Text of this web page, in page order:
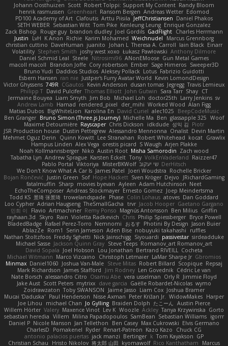
Johann Oosthuizen Scott Robert Tolppi: Support My Content Randy Bloom
henrik rasmussen Greenheart Ransom Bergen Andreas Wetter Edomod
PD100 Academy of Art Clafoutis Arttu Piisila JeffChristiansen Daniel Phakos
SETH WEBER Sebastian Witt Tom Pike Kenleung Leung Enrique Gonzalez
Zack Bishop
Rouge guy brandon dudley Joel Gordils GadFlight Charles Herrmann
Justin
LvH K Anon Richie Karim Mohamed Weichnudel
Marcus Grennborg
christian cuttino DaveHuman juanito Johan L Theresa A. Carroll Iain Black Einarr
Volatility Stephen Smith joshy west xoxo Łukasz Pawłowski Anthony Dilmore
Daniel Schmid Leal Steele Nitrosimi96 ANonEMoose Gun Metal Games
macoll macoll
Brandon Joffe Cory robertson Ember Sage Himeros Sweeper3D
Bruno Yudi Daddios Studios Aleksey Pollack Lotus Fabrizio Guidotti
Esbern Hansen ran nie Justper's Furry Avatar World Kevin LomondDesign
Victor Ghyssens 749R CGautos Kevin Anderson dusan tomas Jegregg Travis Lemieux
Philipp T David Pulcifer Thomas Elliott John Gutwin Sara Tarr Shay CT
Jermaine Bouyea Liam Smyth Jim Bob Michael Loh doctor25th Larry Jenkins sv
Andrew Lamb Hamad rendered_pixel der_mihi Worked Wood Alan Figg
Matias Dubos BigWhiteLion Karolina En David Curiel alec1025
BeepCodeMusic
Ben Granger Bruno Simon (Three.js Journey) Michelle Ma Ben glassapple 325 Woof
Maxime Detournière Rayscaper Chris Dickson idkdude 성익 김 Piotr
JSR Production house Dustin Pettegrew Alessandro Mennonna Onalist Devin Martin
Mehmet Oguz Derin
Quinn Kowitt Lee Stranahan Robert Whitehead kocat Grawlix
Hampus Linden Alex Vega orestis picard S Waugh Arjen Plakke
Noah Kollmannsberger Niko Austin Root Misha Samorodin Zach wood
Tabatha Lyn Andrew Sprague Karsten Eckelt Tony VolkEnVaderland Raizzer47
Pablo Portal Viktoriya MisterBKWolf שי יעקוב DerHitsch
We Don't Know What A Car Is James Patel Joeri Woudstra Rochelle Bricker
Bojan Rončević Justin Green Sof Hope Hackett Sven Kröger Dejvo
JRichardGaming
fatalmuffin Sharp movies byevan Ayleen Adam Hutchinson Neet
EchoTheComposer Andreas Stockmayer Ernesto Gomez Joep Meindertsma
Todd KS 景琦 张景琦 trowelandspade Phase Colin Lohaus atoves Dan Goddard
Loo Cypher Adrian Haugseng TheSmallGacha trvr Jacob Hooper Gaetano Gargano
민희 이
Flavio Artmachiner Remy Ponso Magnús Antonsson Ben Milius Griffin
rayhaan.3d
Skyro Rain Violetta Radkevich Chris Philip Spiessberger Bryce Powell
BladedBadge Rafael Perez-Torro Nemnomi おるす Photini By Design Jason Buier
AblazZe Rom1 Serin Jameson Aden Bise nobuyuki takahashi
ruffles
Nathan Stoltzfoos Freddy Sghetti Nick Jainschigg Siyouardi passivestar sirdeadduke
Michael Sasse Jackson Quinn Gray Steve Teeps Romanov_art Romanov_art
David Sopala Joel Hobson Lou Jonathan Bertrand RIVEILL Cocheta
Michael Witmann Marco Vizcaino Christoph Letmaier LaMar Sharpe Jr Gbromios
Minmax Daniel1060 Joshua Van-Male Steve Mitas Robert Billard Scopique Repsaj
Mark Richardson James Stafford Jim Rodney Len Govednik Cédric Le van
Nate Borsch alessandro Citro Osamu Abe vera usselman Orly R Jimmie Floyd
Jake Aust Scott Peters mytrixx dave garcia Gaëlle Robardet-Nicolas wymo
Zoidrawzaton Toby SWANSON Jaime Jasso Liam Cox Joshua Bramer
Mucai 'Daduska' Paul Henderson Nisse Axman Peter Križan Jr. WidowMakes Harper
Joe Lihou
michael Chan Jo Gylling Braiden Dolph たこーん Austin Pierce
Willem Hörter Valery Maxence Vinot Lev K Woozle Ackley Tanya Krzywinska Gorto
sebastian heredia Villem Milina Papadopoulos SamBean Sebastian Williams igorrr
Daniel P Nicole Manson Jan Tellethon Ben Casey Max Cukrowski Elvis Germano
CharlesD
Pomakenel Ryder Renart-Patreon Kazo Kazo
Chuck CG
antonio palacios puertas jack manzi Bertinger k Tom Kayakson GP
Christian Schau
Hristo Nikolov 将太郎 山田 kyomawolf Rico Kanthatham
Marcus